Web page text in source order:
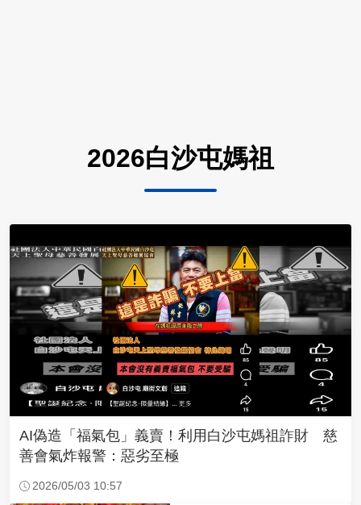
2026白沙屯媽祖
AI偽造「福氣包」義賣！利用白沙屯媽祖詐財 慈
善會氣炸報警：惡劣至極
2026/05/03 10:57